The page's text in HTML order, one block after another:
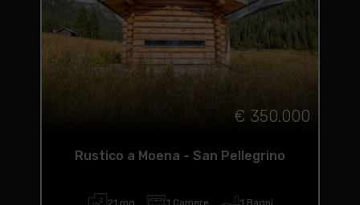
€ 350.000
Rustico a Moena - San Pellegrino
21 mq 1 Camere 1 Bagni